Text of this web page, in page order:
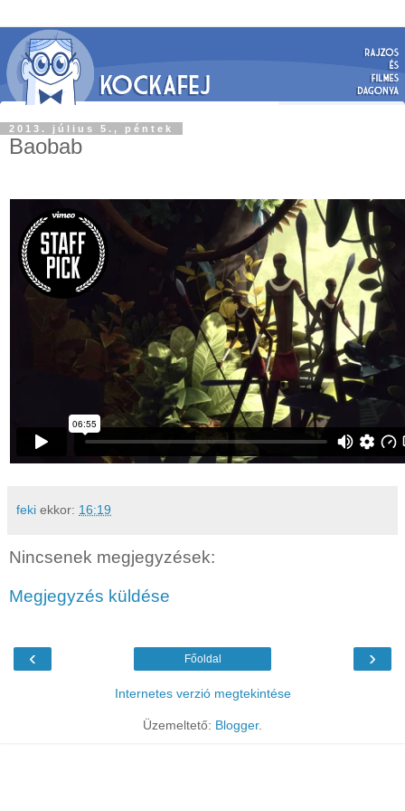
2013. július 5., péntek
Baobab
feki ekkor: 16:19
Nincsenek megjegyzések:
Megjegyzés küldése
‹ ›
Főoldal
Internetes verzió megtekintése
Üzemeltető: Blogger.